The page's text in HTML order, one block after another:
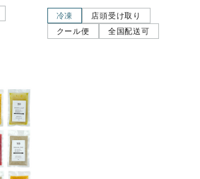
冷凍
店頭受け取り
クール便
全国配送可